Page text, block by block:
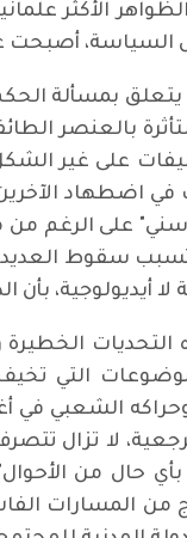
الأكثر
السياسة، أصبحت
بالعنصر
على غير
اضطهاد الآخرين
على الرغم من
سقوط العديد
أيديولوجية،
الخطيرة
التي
الشعبي في
لا
بأي حال من
المسارات